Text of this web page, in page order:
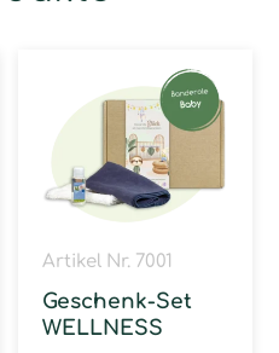
Artikel Nr. 7001
Geschenk-Set
WELLNESS